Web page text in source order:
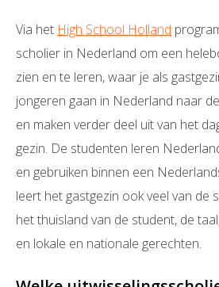
Via het High School Holland
scholier in Nederland om een
zien en te leren, waar je als
jongeren gaan in Nederland naar
en maken verder deel uit van het
gezin. De studenten leren
en gebruiken binnen een
leert het gastgezin ook veel van de
het thuisland van de student, de
en lokale en nationale gerechten.